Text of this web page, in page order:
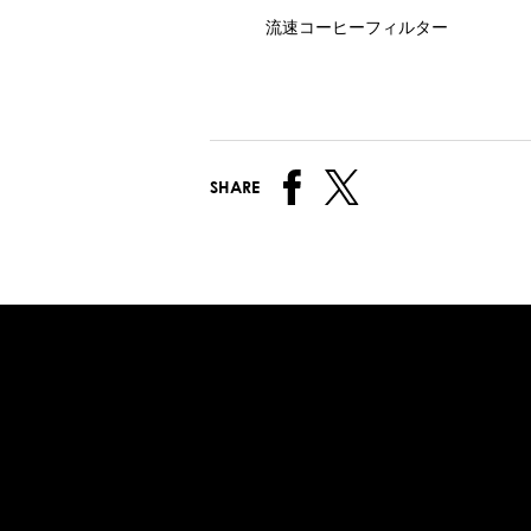
流速コーヒーフィルター
SHARE